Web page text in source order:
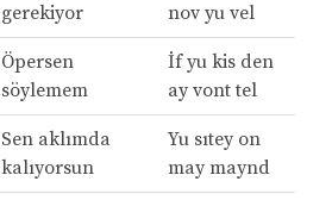
gerekiyor
nov yu vel
Öpersen
söylemem
İf yu kis den
ay vont tel
Sen aklımda
kalıyorsun
Yu sıtey on
may maynd